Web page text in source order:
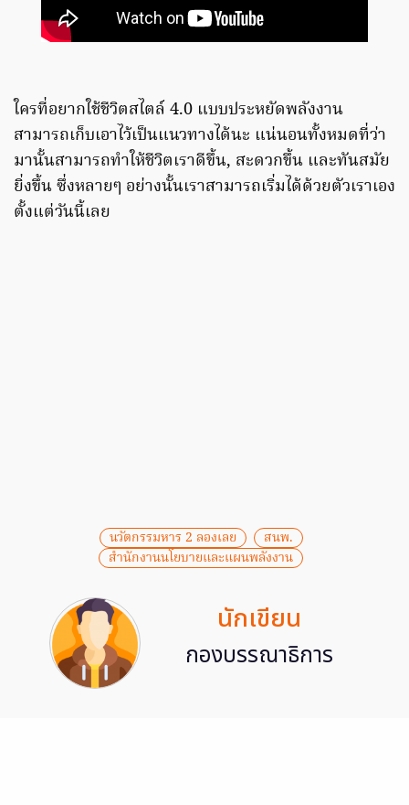
ใครที่อยากใช้ชีวิตสไตล์ 4.0 แบบประหยัดพลังงาน
สามารถเก็บเอาไว้เป็นแนวทางได้นะ แน่นอนทั้งหมดที่ว่า
มานั้นสามารถทําให้ชีวิตเราดีขึ้น, สะดวกขึ้น และทันสมัย
ยิ่งขึ้น ซึ่งหลายๆ อย่างนั้นเราสามารถเริ่มได้ด้วยตัวเราเอง
ตั้งแต่วันนี้เลย
นวัตกรรมหาร 2 ลองเลย
สนพ.
สำนักงานนโยบายและแผนพลังงาน
นักเขียน
กองบรรณาธิการ